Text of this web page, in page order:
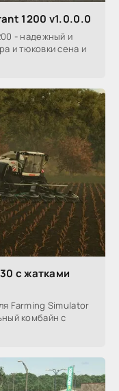
1200 v1.0.0.0
- надежный и
и тюковки сена и
с жатками
Farming Simulator
комбайн с